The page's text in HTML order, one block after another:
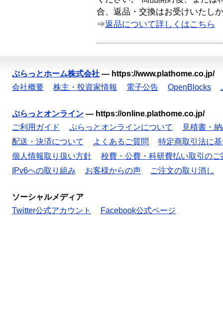
合、返品・交換はお受けいたし
⇒返品について詳しくはこちら
ぷらっとホーム株式会社 — https://www.plathome.co.jp/
会社概要
株主・投資家情報 電子公告 OpenBlocks
ぷらっとオンライン — https://online.plathome.co.jp/
ご利用ガイド
ぷらっとオンラインについて
見積書・
配送・決済について
よくあるご質問
特定商取引法に
個人情報取り扱い方針
校費・公費・科研費払い取引のご
IPv6への取り組み
お客様からの声 ご注文の取り消し
ソーシャルメディア
Twitter公式アカウント
Facebook公式ページ